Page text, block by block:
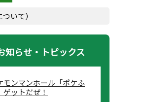
いて）
知らせ・トピックス
モンマンホール「ポケふ
ゲットだぜ！